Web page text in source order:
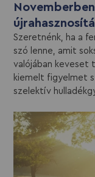
Szeretnénk, ha a
szó lenne, amit
valójában keveset
kiemelt figyelmet
szelektív